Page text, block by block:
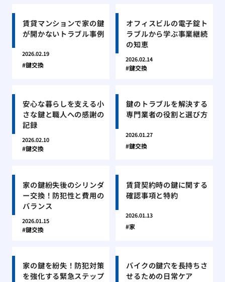
賃貸マンションで家の鍵
が開かないトラブル事例
2026.02.19
鍵交換
オフィスビルの電子錠ト
ラブルから学ぶ事業継続
の知恵
2026.02.14
鍵交換
安心な暮らしを支える小
さな鍵と職人への感謝の
記録
2026.02.10
鍵交換
鍵のトラブルを解決する
専門業者の役割と選び方
2026.01.27
鍵交換
家の鍵紛失後のシリンダ
ー交換！防犯性と費用の
バランス
2026.01.15
鍵交換
賃貸契約時の鍵に関する
確認事項と特約
2026.01.13
家
家の鍵を紛失！防犯対策
を強化する緊急ステップ
バイクの鍵穴を長持ちさ
せるための日常ケア